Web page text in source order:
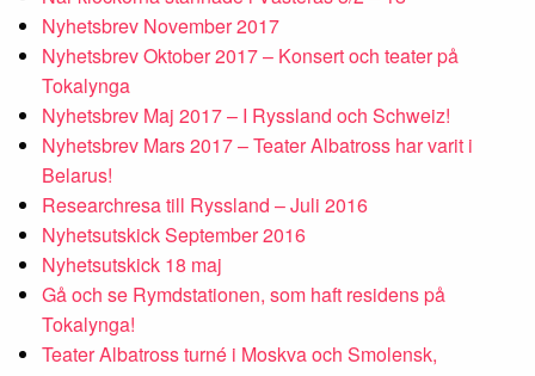
Nyhetsbrev November 2017
Nyhetsbrev Oktober 2017 – Konsert och teater på
Tokalynga
Nyhetsbrev Maj 2017 – I Ryssland och Schweiz!
Nyhetsbrev Mars 2017 – Teater Albatross har varit i
Belarus!
Researchresa till Ryssland – Juli 2016
Nyhetsutskick September 2016
Nyhetsutskick 18 maj
Gå och se Rymdstationen, som haft residens på
Tokalynga!
Teater Albatross turné i Moskva och Smolensk,